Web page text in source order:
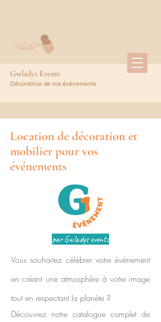
Gwladys Events
Décoratrice de vos évènements
Location de décoration et
mobilier pour vos
événements
par Gwladys events
Vous souhaitez célébrer votre événement
en créant une atmosphère à votre image
tout en respectant la planète ?
Découvrez notre catalogue complet de